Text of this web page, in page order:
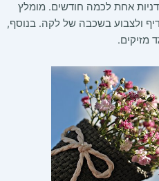
אחת לכמה חודשים. מומלץ
ולצבוע בשכבה של לקה. בנוסף,
מזיקים.